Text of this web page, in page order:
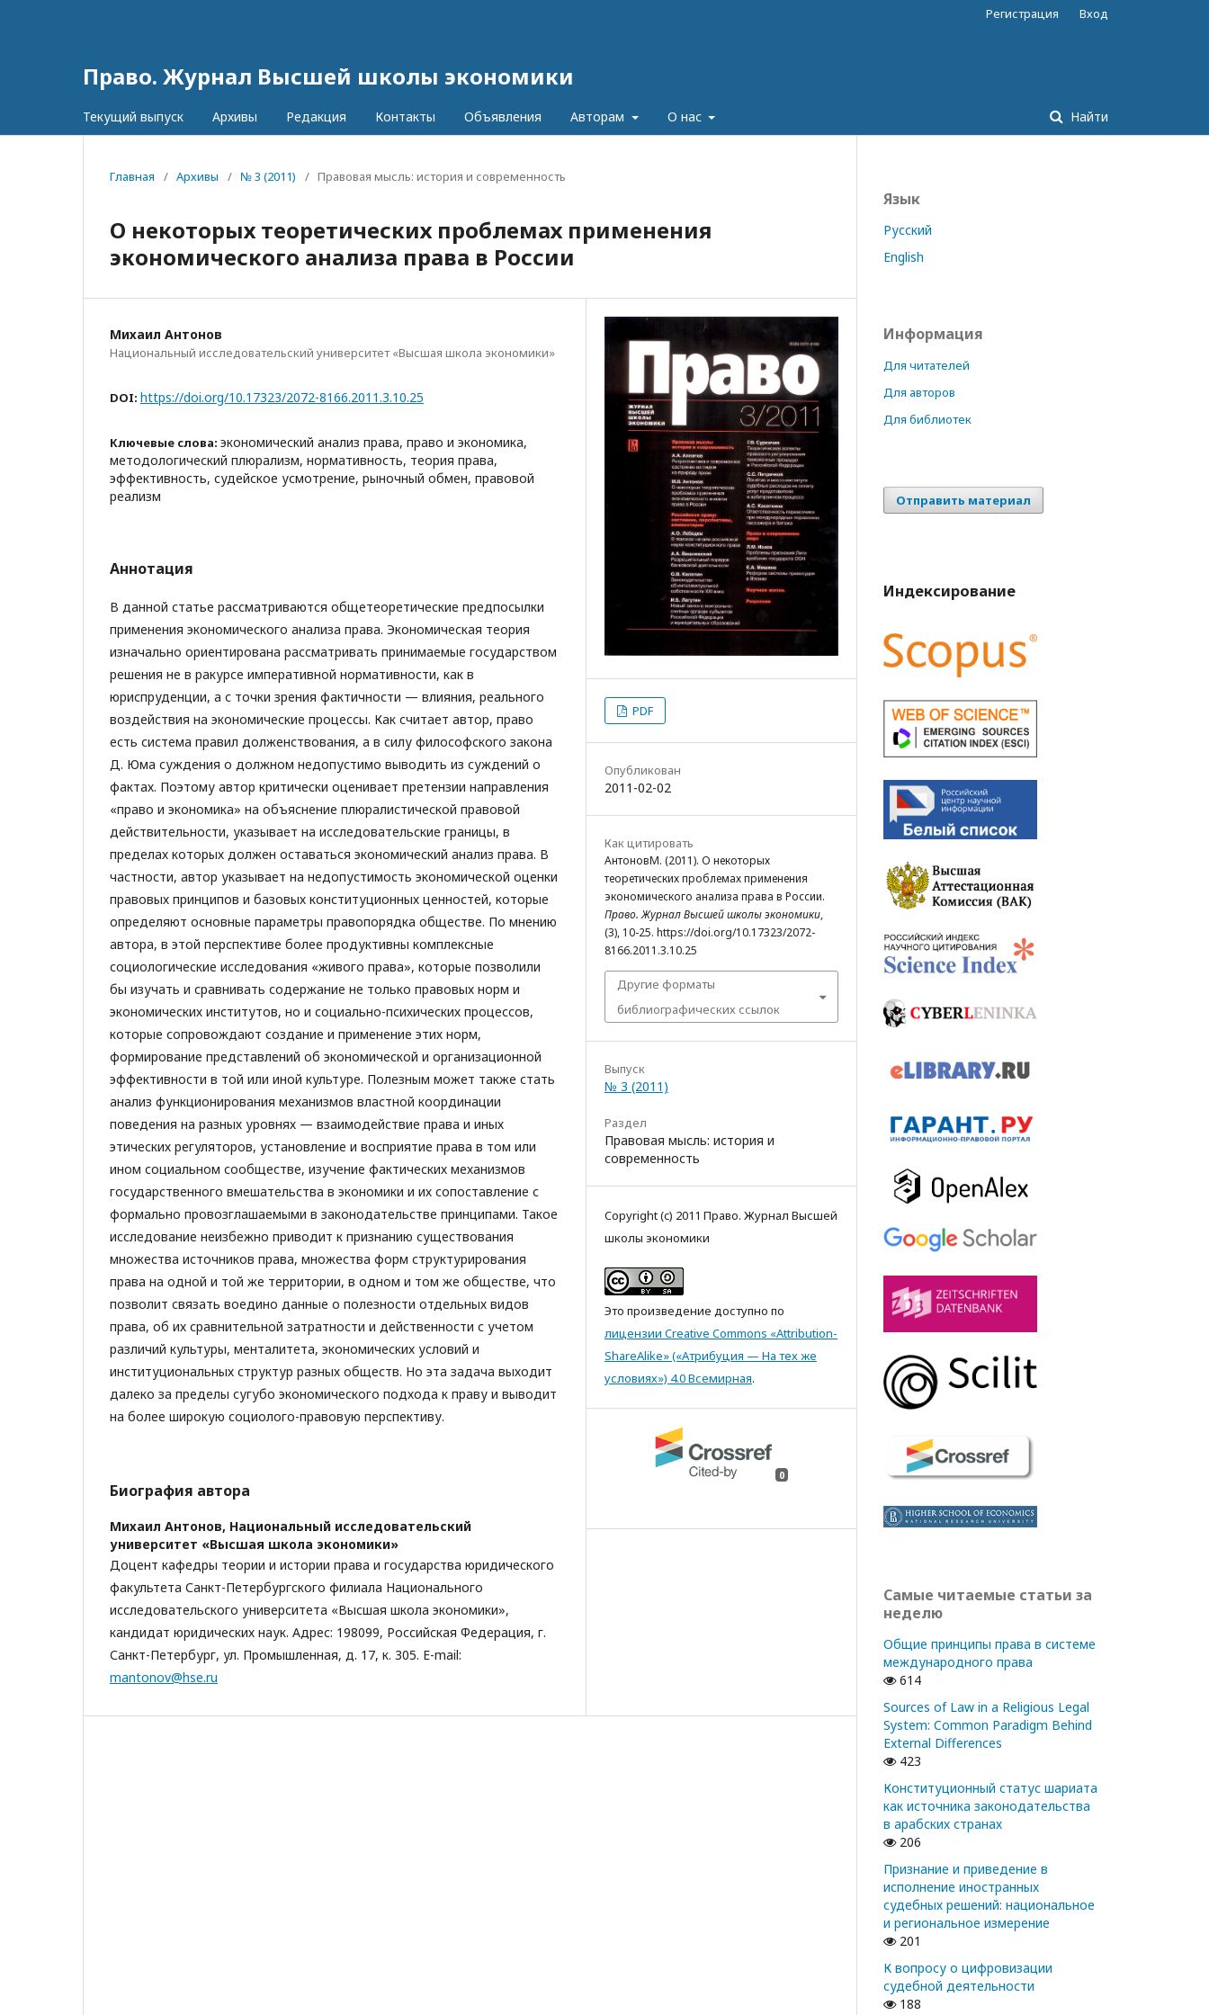
Право. Журнал Высшей школы экономики
Текущий выпуск Архивы Редакция Контакты Объявления Авторам О нас Найти
Регистрация Вход
Главная / Архивы / № 3 (2011) / Правовая мысль: история и современность
О некоторых теоретических проблемах применения
экономического анализа права в России
Михаил Антонов
Национальный исследовательский университет «Высшая школа экономики»
DOI: https://doi.org/10.17323/2072-8166.2011.3.10.25
Ключевые слова: экономический анализ права, право и экономика,
методологический плюрализм, нормативность, теория права,
эффективность, судейское усмотрение, рыночный обмен, правовой
реализм
Аннотация
В данной статье рассматриваются общетеоретические предпосылки
применения экономического анализа права. Экономическая теория
изначально ориентирована рассматривать принимаемые государством
решения не в ракурсе императивной нормативности, как в
юриспруденции, а с точки зрения фактичности — влияния, реального
воздействия на экономические процессы. Как считает автор, право
есть система правил долженствования, а в силу философского закона
Д. Юма суждения о должном недопустимо выводить из суждений о
фактах. Поэтому автор критически оценивает претензии направления
«право и экономика» на объяснение плюралистической правовой
действительности, указывает на исследовательские границы, в
пределах которых должен оставаться экономический анализ права. В
частности, автор указывает на недопустимость экономической оценки
правовых принципов и базовых конституционных ценностей, которые
определяют основные параметры правопорядка обществе. По мнению
автора, в этой перспективе более продуктивны комплексные
социологические исследования «живого права», которые позволили
бы изучать и сравнивать содержание не только правовых норм и
экономических институтов, но и социально-психических процессов,
которые сопровождают создание и применение этих норм,
формирование представлений об экономической и организационной
эффективности в той или иной культуре. Полезным может также стать
анализ функционирования механизмов властной координации
поведения на разных уровнях — взаимодействие права и иных
этических регуляторов, установление и восприятие права в том или
ином социальном сообществе, изучение фактических механизмов
государственного вмешательства в экономики и их сопоставление с
формально провозглашаемыми в законодательстве принципами. Такое
исследование неизбежно приводит к признанию существования
множества источников права, множества форм структурирования
права на одной и той же территории, в одном и том же обществе, что
позволит связать воедино данные о полезности отдельных видов
права, об их сравнительной затратности и действенности с учетом
различий культуры, менталитета, экономических условий и
институциональных структур разных обществ. Но эта задача выходит
далеко за пределы сугубо экономического подхода к праву и выводит
на более широкую социолого-правовую перспективу.
Биография автора
Михаил Антонов, Национальный исследовательский
университет «Высшая школа экономики»
Доцент кафедры теории и истории права и государства юридического
факультета Санкт-Петербургcкого филиала Национального
исследовательского университета «Высшая школа экономики»,
кандидат юридических наук. Адрес: 198099, Российская Федерация, г.
Санкт-Петербург, ул. Промышленная, д. 17, к. 305. E-mail:
mantonov@hse.ru
PDF
Опубликован
2011-02-02
Как цитировать
АнтоновМ. (2011). О некоторых
теоретических проблемах применения
экономического анализа права в России.
Право. Журнал Высшей школы экономики,
(3), 10-25. https://doi.org/10.17323/2072-
8166.2011.3.10.25
Другие форматы
библиографических ссылок
Выпуск
№ 3 (2011)
Раздел
Правовая мысль: история и
современность
Copyright (c) 2011 Право. Журнал Высшей
школы экономики
Это произведение доступно по
лицензии Creative Commons «Attribution-
ShareAlike» («Атрибуция — На тех же
условиях») 4.0 Всемирная.
0
Язык
Русский
English
Информация
Для читателей
Для авторов
Для библиотек
Отправить материал
Индексирование
Самые читаемые статьи за
неделю
Общие принципы права в системе
международного права
614
Sources of Law in a Religious Legal
System: Common Paradigm Behind
External Differences
423
Конституционный статус шариата
как источника законодательства
в арабских странах
206
Признание и приведение в
исполнение иностранных
судебных решений: национальное
и региональное измерение
201
К вопросу о цифровизации
судебной деятельности
188